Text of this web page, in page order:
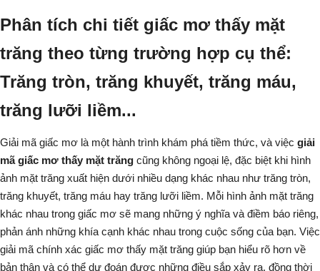
Phân tích chi tiết giấc mơ thấy mặt
trăng theo từng trường hợp cụ thể:
Trăng tròn, trăng khuyết, trăng máu,
trăng lưỡi liềm...
Giải mã giấc mơ là một hành trình khám phá tiềm thức, và việc giải
mã giấc mơ thấy mặt trăng cũng không ngoại lệ, đặc biệt khi hình
ảnh mặt trăng xuất hiện dưới nhiều dạng khác nhau như trăng tròn,
trăng khuyết, trăng máu hay trăng lưỡi liềm. Mỗi hình ảnh mặt trăng
khác nhau trong giấc mơ sẽ mang những ý nghĩa và điềm báo riêng,
phản ánh những khía cạnh khác nhau trong cuộc sống của bạn. Việc
giải mã chính xác giấc mơ thấy mặt trăng giúp bạn hiểu rõ hơn về
bản thân và có thể dự đoán được những điều sắp xảy ra, đồng thời